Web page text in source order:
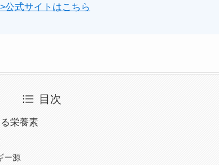
公式サイトはこちら
目次
栄養素
ー源